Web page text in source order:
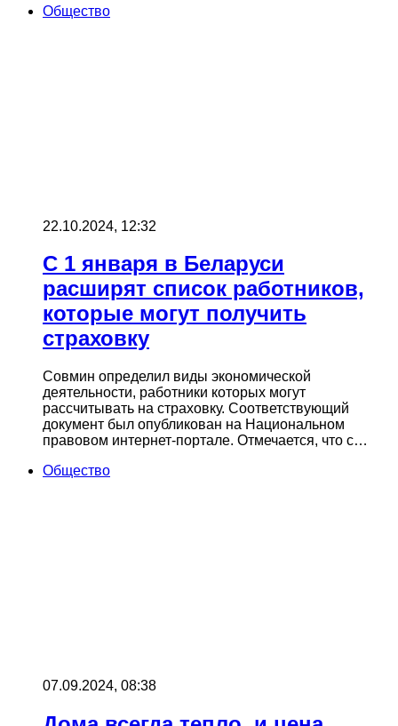
Общество
22.10.2024, 12:32
С 1 января в Беларуси
расширят список работников,
которые могут получить
страховку
Совмин определил виды экономической
деятельности, работники которых могут
рассчитывать на страховку. Соответствующий
документ был опубликован на Национальном
правовом интернет-портале. Отмечается, что с…
Общество
07.09.2024, 08:38